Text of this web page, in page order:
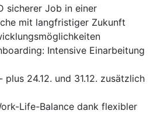
sicherer Job in einer
mit langfristiger Zukunft
Intensive Einarbeitung
24.12. und 31.12. zusätzlich
Life-Balance dank flexibler